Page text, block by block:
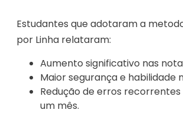
Estudantes que adotaram a
por Linha relataram:
Aumento significativo nas
Maior segurança e habilidade
Redução de erros
um mês.